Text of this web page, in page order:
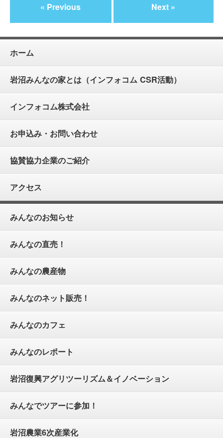
« Previous Next »
ホーム
岩沼みんなの家とは（インフォコム CSR活動）
インフォコム株式会社
お申込み・お問い合わせ
協賛協力企業のご紹介
アクセス
みんなのお知らせ
みんなの直売！
みんなの農産物
みんなのネット販売！
みんなのカフェ
みんなのレポート
岩沼復興アグリツーリズム＆イノベーション
みんなでツアーに参加！
岩沼農業6次産業化